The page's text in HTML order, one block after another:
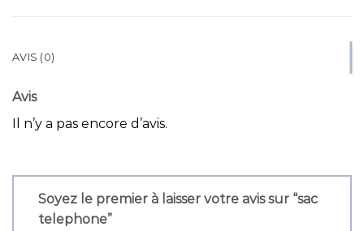
AVIS (0)
Avis
Il n’y a pas encore d’avis.
Soyez le premier à laisser votre avis sur “sac
telephone”